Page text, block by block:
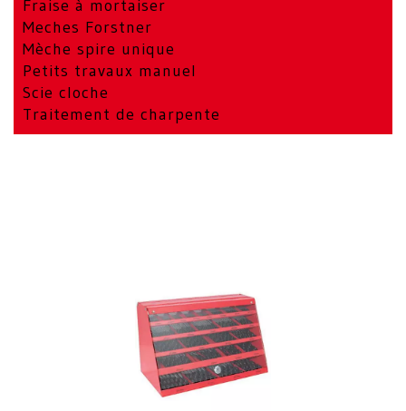
Fraise à mortaiser
Meches Forstner
Mèche spire unique
Petits travaux manuel
Scie cloche
Traitement de charpente